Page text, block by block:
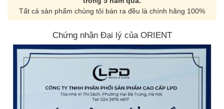
Tất cả sản phẩm chúng tôi bán ra đều là chính hãng 100%
Chứng nhận Đại lý của ORIENT